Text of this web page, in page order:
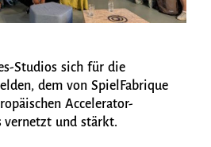
Studios sich für die
dem von SpielFabrique
Accelerator-
vernetzt und stärkt.